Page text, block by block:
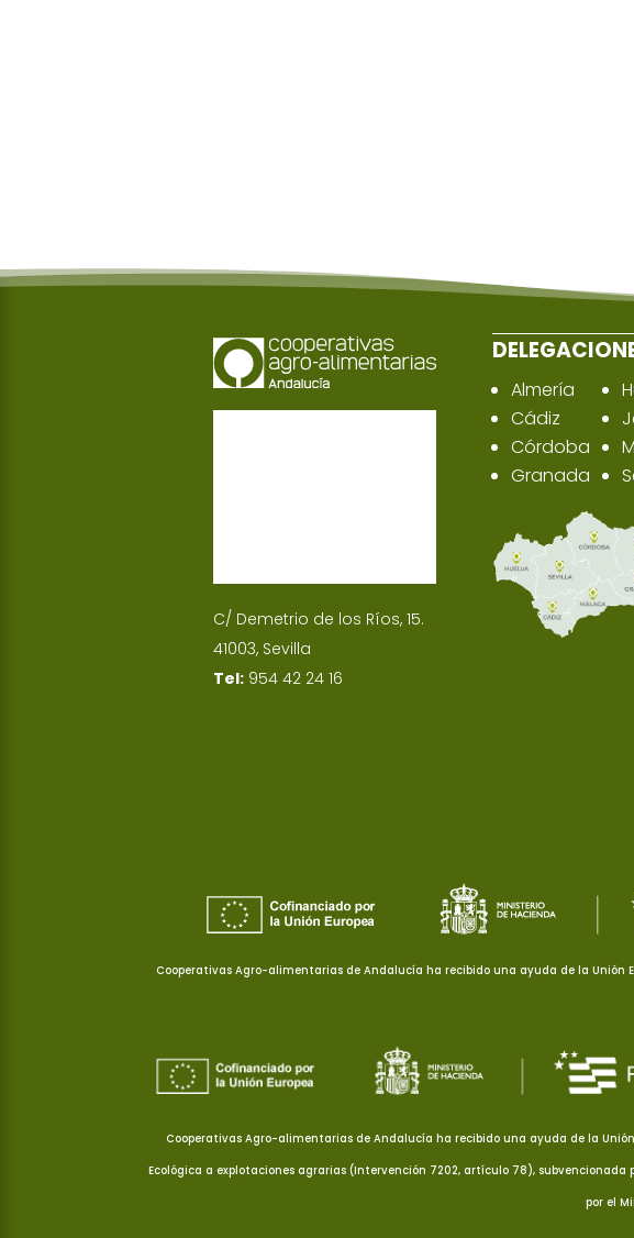
C/ Demetrio de los Ríos, 15.
41003, Sevilla
Tel: 954 42 24 16
Almería
Cádiz
Córdoba
Granada
Cooperativas Agro-alimentarias de Andalucía ha recibido una ayuda de la Unión
Cooperativas Agro-alimentarias de Andalucía ha recibido una ayuda de la Unión
Ecológica a explotaciones agrarias (Intervención 7202, artículo 78),
por el